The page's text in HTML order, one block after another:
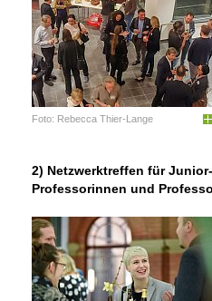
Foto: Rebecca Thier-Lange
2) Netzwerktreffen für
Professorinnen und